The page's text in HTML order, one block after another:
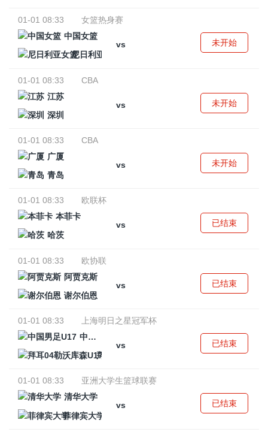
01-01 08:33
女篮热身赛
中国女篮
vs
尼日利亚女篮
未开始
01-01 08:33
CBA
江苏
vs
深圳
未开始
01-01 08:33
CBA
广厦
vs
青岛
未开始
01-01 08:33
欧联杯
本菲卡
vs
哈茨
已结束
01-01 08:33
欧协联
阿贾克斯
vs
谢尔伯恩
已结束
01-01 08:33
上海明日之星冠军杯
中国男足U17
vs
拜耳04勒沃库森U17
已结束
01-01 08:33
亚洲大学生篮球联赛
清华大学
vs
菲律宾大学
已结束